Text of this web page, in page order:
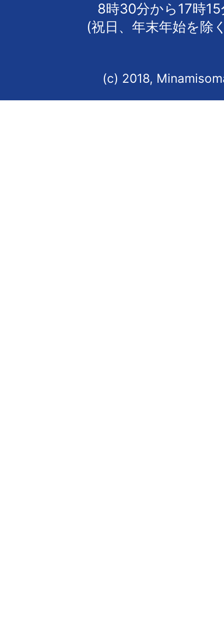
8時30分から17時
(祝日、年末年始を除
(c) 2018,